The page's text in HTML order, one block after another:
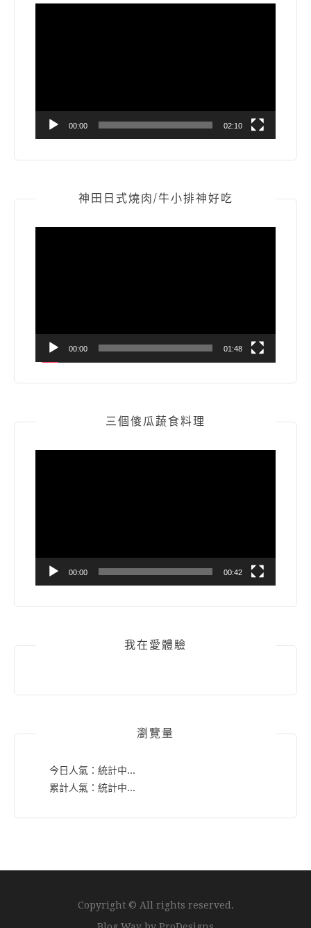
00:00 02:10
神田日式燒肉/牛小排神好吃
00:00 01:48
三個傻瓜蔬食料理
00:00 00:42
我在愛體驗
瀏覽量
今日人氣： 統計中...
累計人氣： 統計中...
Copyright © All rights reserved.